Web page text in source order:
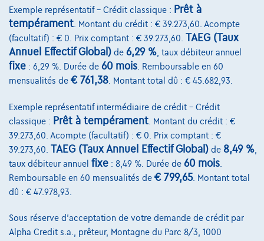
Comparer
Voir le véhicule
Exemple représentatif – Crédit classique : Prêt à
tempérament . Montant du crédit : € 39.273,60. Acompte
(facultatif) : € 0. Prix comptant : € 39.273,60. TAEG (Taux
Annuel Effectif Global) de 6,29 % , taux débiteur annuel
fixe : 6,29 %. Durée de 60 mois . Remboursable en 60
mensualités de € 761,38 . Montant total dû : € 45.682,93.
Exemple représentatif intermédiaire de crédit – Crédit
classique : Prêt à tempérament . Montant du crédit : €
39.273,60. Acompte (facultatif) : € 0. Prix comptant : €
39.273,60. TAEG (Taux Annuel Effectif Global) de 8,49 %
taux débiteur annuel fixe : 8,49 %. Durée de 60 mois
Remboursable en 60 mensualités de € 799,65. Montant total
dû : € 47.978,93.
Sous réserve d'acceptation de votre demande de crédit par
Alpha Credit s.a., prêteur, Montagne du Parc 8/3, 1000